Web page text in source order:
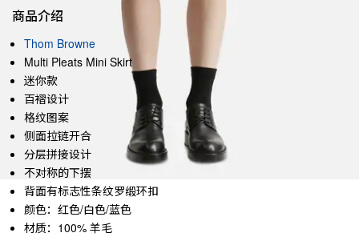
商品介绍
Thom Browne
Multi Pleats Mini Skirt
迷你款
百褶设计
格纹图案
侧面拉链开合
分层拼接设计
不对称的下摆
背面有标志性条纹罗缎环扣
颜色：红色/白色/蓝色
材质：100% 羊毛